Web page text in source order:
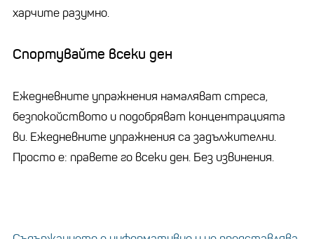
харчите разумно.
Спортувайте всеки ден
Ежедневните упражнения намаляват стреса,
безпокойството и подобряват концентрацията
ви. Ежедневните упражнения са задължителни.
Просто е: правете го всеки ден. Без извинения.